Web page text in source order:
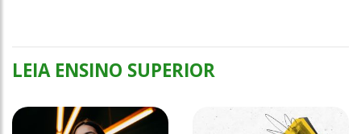
LEIA ENSINO SUPERIOR